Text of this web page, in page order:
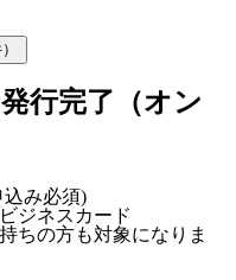
行完了（オン
み必須)
ジネスカード
ちの方も対象になりま